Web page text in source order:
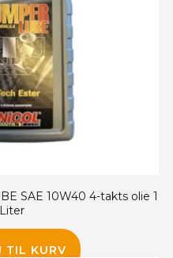
SAE 10W40 4-takts olie 1
Liter
TIL KURV